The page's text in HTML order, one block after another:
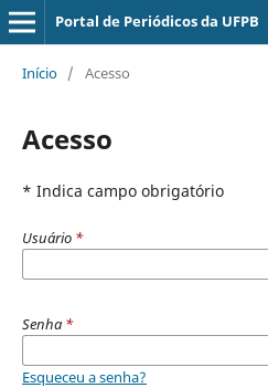
Portal de Periódicos da UFPB
Início / Acesso
Acesso
* Indica campo obrigatório
Usuário *
Senha *
Esqueceu a senha?